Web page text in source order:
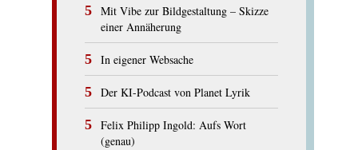
Mit Vibe zur Bildgestaltung – Skizze
einer Annäherung
In eigener Websache
Der KI-Podcast von Planet Lyrik
Felix Philipp Ingold: Aufs Wort
(genau)